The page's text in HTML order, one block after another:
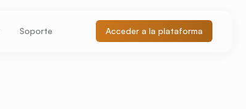
Soporte Acceder a la plataforma